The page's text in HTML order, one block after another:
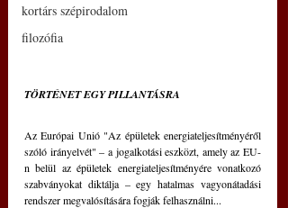
kortárs szépirodalom
filozófia
TÖRTÉNET EGY PILLANTÁSRA
Az Európai Unió "Az épületek energiateljesítményéről
szóló irányelvét" – a jogalkotási eszközt, amely az EU-
n belül az épületek energiateljesítményére vonatkozó
szabványokat diktálja – egy hatalmas vagyonátadási
rendszer megvalósítására fogják felhasználni...